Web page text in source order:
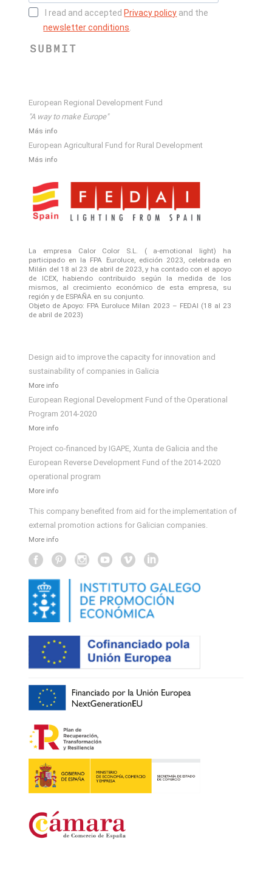
I read and acceptedPrivacy policy and the
newsletter conditions
SUBMIT
European Regional Development Fund
"A way to make Europe"
Más info
European Agricultural Fund for Rural Development
Más info
La empresa Calor Color S.L. ( a-emotional light) ha
participado en la FPA Euroluce, edición 2023, celebrada en
Milán del 18 al 23 de abril de 2023, y ha contado con el apoyo
de ICEX, habiendo contribuido según la medida de los
mismos, al crecimiento económico de esta empresa, su
región y de ESPAÑA en su conjunto.
Objeto de Apoyo: FPA Euroluce Milan 2023 – FEDAI (18 al 23
de abril de 2023)
Design aid to improve the capacity for innovation and
sustainability of companies in Galicia
More info
European Regional Development Fund of the Operational
Program 2014-2020
More info
Project co-financed by IGAPE, Xunta de Galicia and the
European Reverse Development Fund of the 2014-2020
operational program
More info
This company benefited from aid for the implementation of
external promotion actions for Galician companies.
More info